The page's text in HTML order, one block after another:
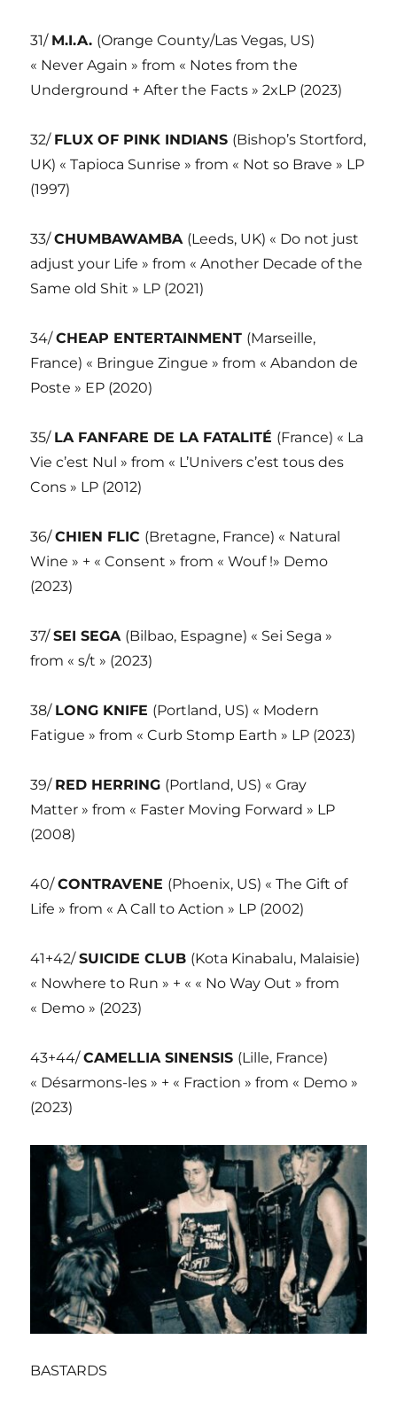
31/ M.I.A. (Orange County/Las Vegas, US)
« Never Again » from « Notes from the
Underground + After the Facts » 2xLP (2023)
32/ FLUX OF PINK INDIANS (Bishop’s Stortford,
UK) « Tapioca Sunrise » from « Not so Brave » LP
(1997)
33/CHUMBAWAMBA (Leeds, UK) « Do not just
adjust your Life » from « Another Decade of the
Same old Shit » LP (2021)
34/CHEAP ENTERTAINMENT (Marseille,
France) « Bringue Zingue » from « Abandon de
Poste » EP (2020)
35/ LA FANFARE DE LA FATALITÉ (France) « La
Vie c’est Nul » from « L’Univers c’est tous des
Cons » LP (2012)
36/CHIEN FLIC (Bretagne, France) « Natural
Wine » + « Consent » from « Wouf !» Demo
(2023)
37/SEI SEGA (Bilbao, Espagne) « Sei Sega »
from « s/t » (2023)
38/ LONG KNIFE (Portland, US) « Modern
Fatigue » from « Curb Stomp Earth » LP (2023)
39/ RED HERRING (Portland, US) « Gray
Matter » from « Faster Moving Forward » LP
(2008)
40/CONTRAVENE (Phoenix, US) « The Gift of
Life » from « A Call to Action » LP (2002)
41+42/SUICIDE CLUB (Kota Kinabalu, Malaisie)
« Nowhere to Run » + « « No Way Out » from
« Demo » (2023)
43+44/CAMELLIA SINENSIS (Lille, France)
« Désarmons-les » + « Fraction » from « Demo »
(2023)
BASTARDS